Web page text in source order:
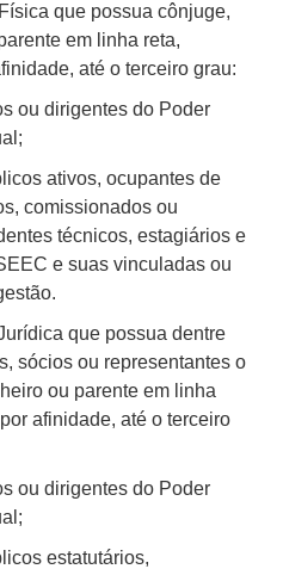
que possua cônjuge,
em linha reta,
até o terceiro grau:
ou dirigentes do Poder
ativos, ocupantes de
comissionados ou
técnicos, estagiários e
e suas vinculadas ou
que possua dentre
sócios ou representantes o
ou parente em linha
afinidade, até o terceiro
ou dirigentes do Poder
estatutários,